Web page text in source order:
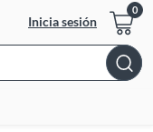
Inicia sesión